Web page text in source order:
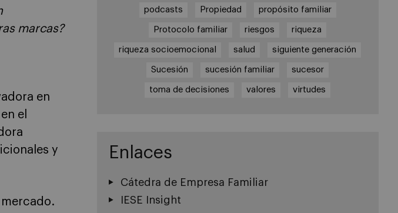
marcas?
en
el
y
podcasts Propiedad propósito familiar
Protocolo familiar riesgos riqueza
riqueza socioemocional salud siguiente generación
Sucesión sucesión familiar sucesor
toma de decisiones valores virtudes
Enlaces
Cátedra de Empresa Familiar
IESE Insight